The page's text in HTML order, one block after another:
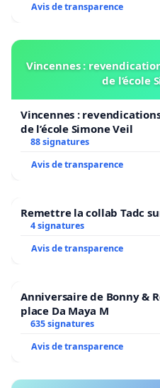
Avis de transparence
Vincennes :
de l’école
Vincennes :
de l’école Simone Veil
88 signatures
Avis de transparence
Remettre la collab Tadc
4 signatures
Avis de transparence
Anniversaire de Bonny &
place Da Maya M
635 signatures
Avis de transparence